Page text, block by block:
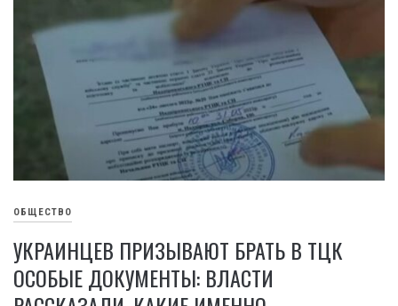
ОБЩЕСТВО
УКРАИНЦЕВ ПРИЗЫВАЮТ БРАТЬ В ТЦК
ОСОБЫЕ ДОКУМЕНТЫ: ВЛАСТИ